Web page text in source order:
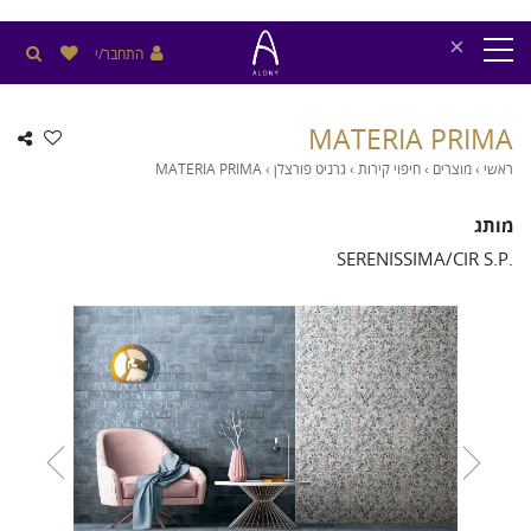
× התחבר/י
MATERIA PRIMA
ראשי ›מוצרים ›חיפוי קירות › גרניט פורצלן›
MATERIA PRIMA
מותג
SERENISSIMA/CIR S.P.